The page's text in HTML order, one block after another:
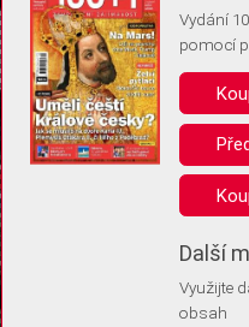
Pro základní fungování webu
(tzv. cookies apod.). Rádi
uložením volitelných informací:
Anonymní unikátní ID
Díky němu příště poznáme, že
Identifikátor je zcela anonymní.
Vaše souhlasy a odmítnutí si
vás už příště znovu neptali.
Vydání
pomocí
Další
Využijte
obsah